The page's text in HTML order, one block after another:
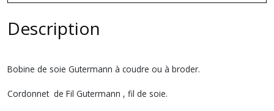
Description
Bobine de soie Gutermann à coudre ou à broder.
Cordonnet de Fil Gutermann , fil de soie.